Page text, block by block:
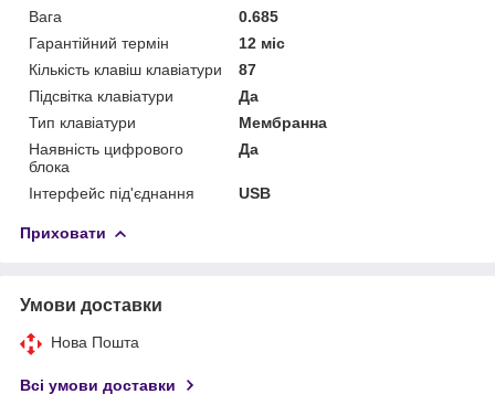
Вага
0.685
Гарантійний термін
12 міс
Кількість клавіш клавіатури
87
Підсвітка клавіатури
Да
Тип клавіатури
Мембранна
Наявність цифрового
блока
Да
Інтерфейс під'єднання USB
Приховати
Умови доставки
Нова Пошта
Всі умови доставки